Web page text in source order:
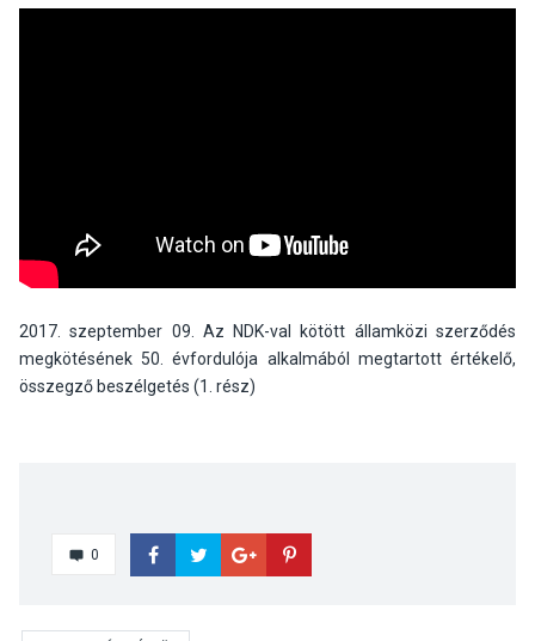
2017. szeptember 09. Az NDK-val kötött államközi szerződés
megkötésének 50. évfordulója alkalmából megtartott értékelő,
összegző beszélgetés (1. rész)
0